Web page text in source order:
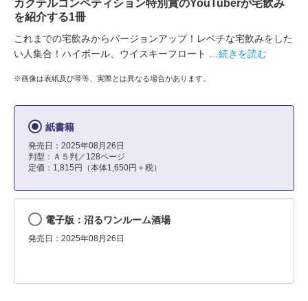
カクテルコンペティション特別賞のYouTuberが宅飲み
を紹介する1冊
これまでの宅飲みからバージョンアップ！レベチな宅飲みをした
い人集合！ハイボール、ウイスキーフロート
…続きを読む
※画像は表紙及び帯等、実際とは異なる場合があります。
紙書籍
発売日：2025年08月26日
判型：Ａ５判／128ページ
定価：1,815円（本体1,650円＋税）
電子版：沼るワンルーム酒場
発売日：2025年08月26日